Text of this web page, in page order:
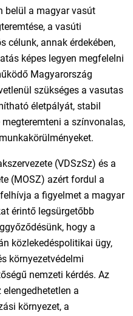
belül a magyar vasút
a vasúti
célunk, annak érdekében,
képes legyen megfelelni
Magyarország
szükséges a vasutas
életpályát, stabil
a színvonalas,
(VDSzSz) és a
(MOSZ) azért fordul a
a figyelmet a magyar
érintő legsürgetőbb
hogy a
közlekedéspolitikai ügy,
környezetvédelmi
nemzeti kérdés. Az
a
környezet, a